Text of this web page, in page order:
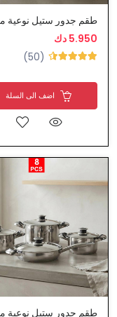
5.950 دك
(50)
اضف الى السلة